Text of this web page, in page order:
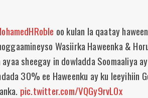
oo kulan la qaatay
Wasiirka Haweenka &
sheegay in dowladda Soomaaliya
30% ee Haweenku ay ku leeyihiin
pic.twitter.com/VQGy9rvL0x